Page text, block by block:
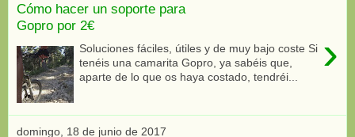
Cómo hacer un soporte para
Gopro por 2€
›
Soluciones fáciles, útiles y de muy bajo coste Si
tenéis una camarita Gopro, ya sabéis que,
aparte de lo que os haya costado, tendréi...
domingo, 18 de junio de 2017